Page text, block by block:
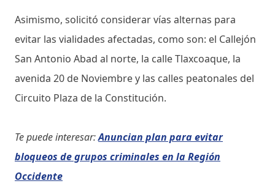
Asimismo, solicitó considerar vías alternas para
evitar las vialidades afectadas, como son: el Callejón
San Antonio Abad al norte, la calle Tlaxcoaque, la
avenida 20 de Noviembre y las calles peatonales del
Circuito Plaza de la Constitución.
Te puede interesar:Anuncian plan para evitar
bloqueos de grupos criminales en la Región
Occidente